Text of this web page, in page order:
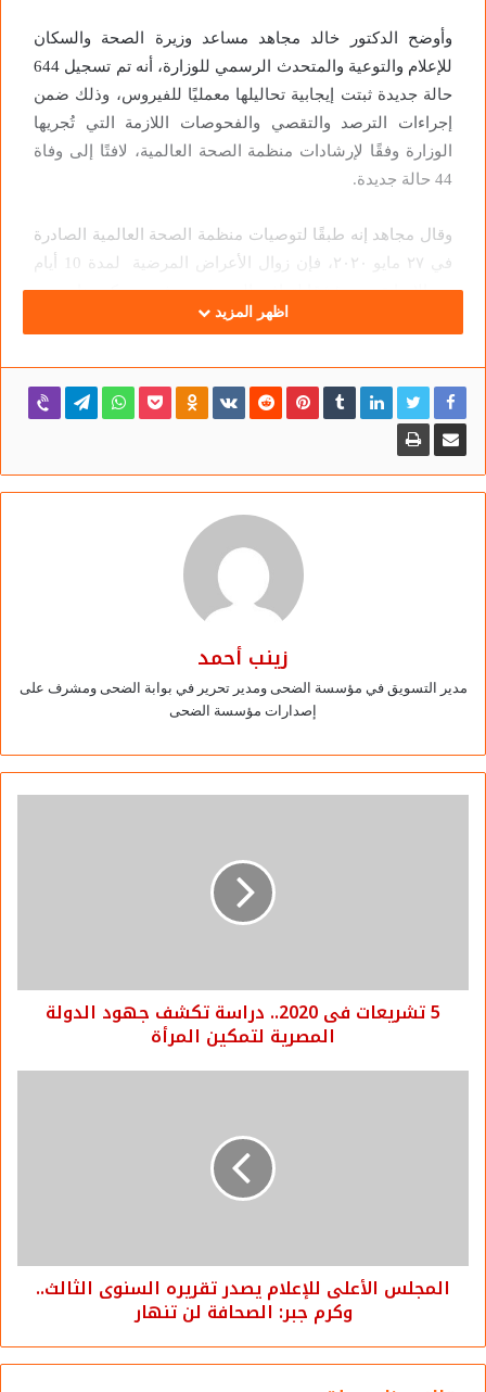
وأوضح الدكتور خالد مجاهد مساعد وزيرة الصحة والسكان
للإعلام والتوعية والمتحدث الرسمي للوزارة، أنه تم تسجيل 644
حالة جديدة ثبتت إيجابية تحاليلها معمليًا للفيروس، وذلك ضمن
إجراءات الترصد والتقصي والفحوصات اللازمة التي تُجريها
الوزارة وفقًا لإرشادات منظمة الصحة العالمية، لافتًا إلى وفاة
44 حالة جديدة.
وقال مجاهد إنه طبقًا لتوصيات منظمة الصحة العالمية الصادرة
في ٢٧ مايو ٢٠٢٠، فإن زوال الأعراض المرضية لمدة 10 أيام
من الإصابة يعد مؤشرًا لتعافي المريض من فيروس كورونا.
147234 حالة تم شفاؤها، و 11300 حالة وفاة.
وتواصل وزارة الصحة والسكان رفع استعداداتها بجميع
“كورونا المستجد”، واتخاذ كافة الإجراءات الوقائية اللازمة ضد
أي فيروسات أو أمراض معدية، كما قامت الوزارة بتخصيص عدد
من وسائل التواصل لتلقي استفسارات المواطنين بشأن
فيروس كورونا المستجد والأمراض المعدية، منها الخط الساخن
فيس بوك X
اظهر المزيد
زينب أحمد
مدير التسويق في مؤسسة الضحى ومدير تحرير في بوابة الضحى ومشرف على
إصدارات مؤسسة الضحى
5 تشريعات فى 2020.. دراسة تكشف جهود الدولة
المصرية لتمكين المرأة
المجلس الأعلى للإعلام يصدر تقريره السنوى الثالث..
وكرم جبر: الصحافة لن تنهار